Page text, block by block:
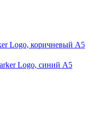
Logo, коричневый А5